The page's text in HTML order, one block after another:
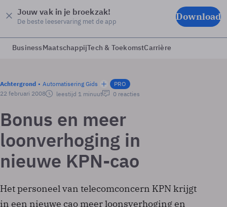
Jouw vak in je broekzak!
De beste leeservaring met de app Download
BusinessMaatschappijTech & ToekomstCarrière
Achtergrond Automatisering Gids
PRO
22 februari 2008
leestijd 1 minuut 0 reacties
Bonus en meer
loonverhoging in
nieuwe KPN-cao
Het personeel van telecomconcern KPN krijgt
in een nieuwe cao meer loonsverhoging en